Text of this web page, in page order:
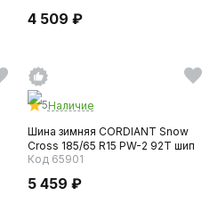
4 509 ₽
5Наличие
Шина зимняя CORDIANT Snow
Сross 185/65 R15 PW-2 92T шип
Код 65901
5 459 ₽